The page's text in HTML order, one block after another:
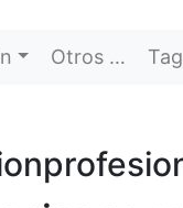
Otros …